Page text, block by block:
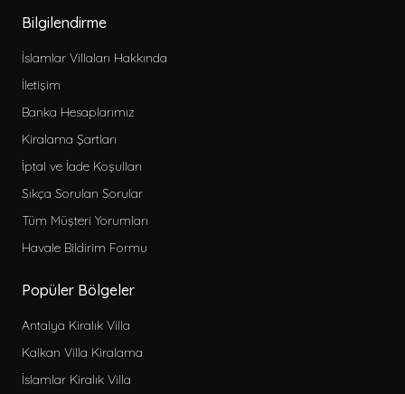
Bilgilendirme
İslamlar Villaları Hakkında
İletişim
Banka Hesaplarımız
Kiralama Şartları
İptal ve İade Koşulları
Sıkça Sorulan Sorular
Tüm Müşteri Yorumları
Havale Bildirim Formu
Popüler Bölgeler
Antalya Kiralık Villa
Kalkan Villa Kiralama
İslamlar Kiralık Villa